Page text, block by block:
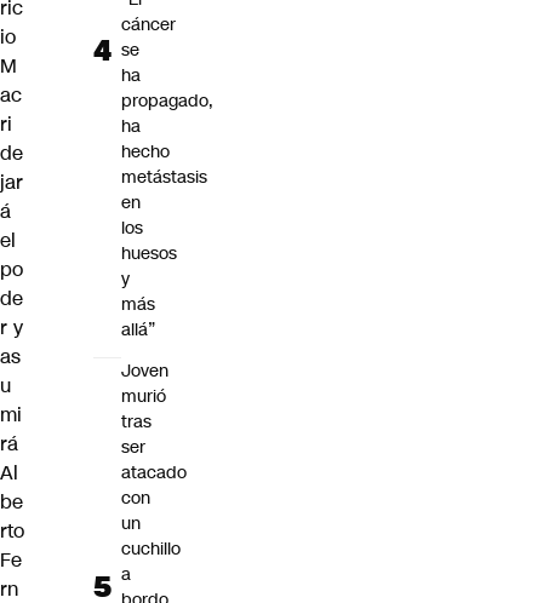
ric
io
M
ac
ri
de
jar
á
el
po
de
r y
as
u
mi
rá
Al
be
rto
Fe
rn
cáncer
se
ha
propagado,
ha
hecho
metástasis
en
los
huesos
y
más
allá”
Joven
murió
tras
ser
atacado
con
un
cuchillo
a